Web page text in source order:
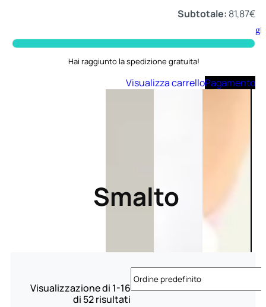
Aggiungi
al
Subtotale: 81,87€
Hai raggiunto la spedizione gratuita!
Visualizza carrelloPagamento
Smalto
Visualizzazione di 1-16
di 52 risultati